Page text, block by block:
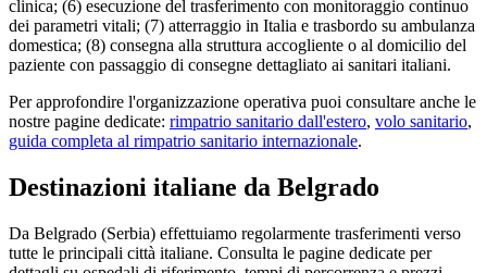
clinica; (6) esecuzione del trasferimento con monitoraggio continuo
dei parametri vitali; (7) atterraggio in Italia e trasbordo su ambulanza
domestica; (8) consegna alla struttura accogliente o al domicilio del
paziente con passaggio di consegne dettagliato ai sanitari italiani.
Per approfondire l'organizzazione operativa puoi consultare anche le
nostre pagine dedicate: rimpatrio sanitario dall'estero, volo sanitario,
guida completa al rimpatrio sanitario internazionale.
Destinazioni italiane da Belgrado
Da Belgrado (Serbia) effettuiamo regolarmente trasferimenti verso
tutte le principali città italiane. Consulta le pagine dedicate per